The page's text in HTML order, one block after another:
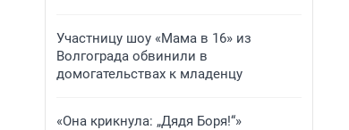
Участницу шоу «Мама в 16» из
Волгограда обвинили в
домогательствах к младенцу
«Она крикнула: „Дядя Боря!“»